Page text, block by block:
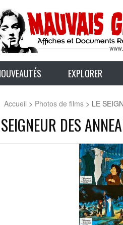
EXPLORER
Accueil > Photos de films > LE
DES